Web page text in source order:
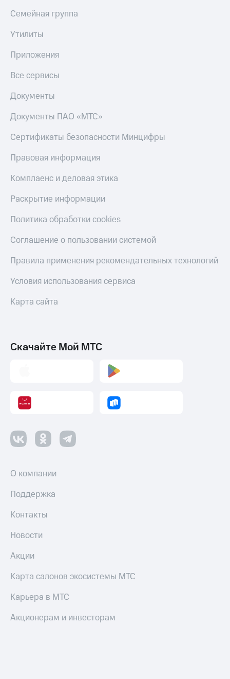
Семейная группа
Утилиты
Приложения
Все сервисы
Документы
Документы ПАО «МТС»
Сертификаты безопасности Минцифры
Правовая информация
Комплаенс и деловая этика
Раскрытие информации
Политика обработки cookies
Соглашение о пользовании системой
Правила применения рекомендательных технологий
Условия использования сервиса
Карта сайта
Скачайте Мой МТС
О компании
Поддержка
Контакты
Новости
Акции
Карта салонов экосистемы МТС
Карьера в МТС
Акционерам и инвесторам